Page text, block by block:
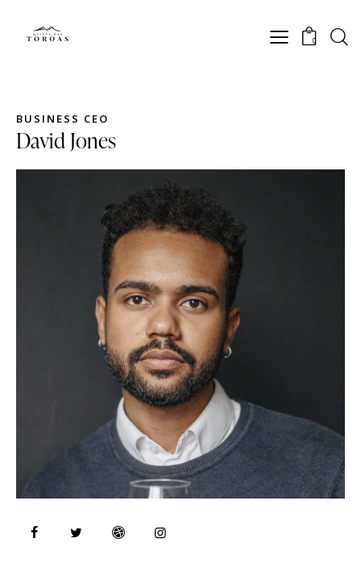
0
BUSINESS CEO
David Jones